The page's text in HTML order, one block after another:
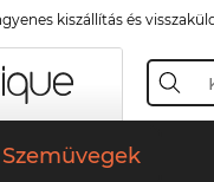
kiszállítás és
Szemüvegek